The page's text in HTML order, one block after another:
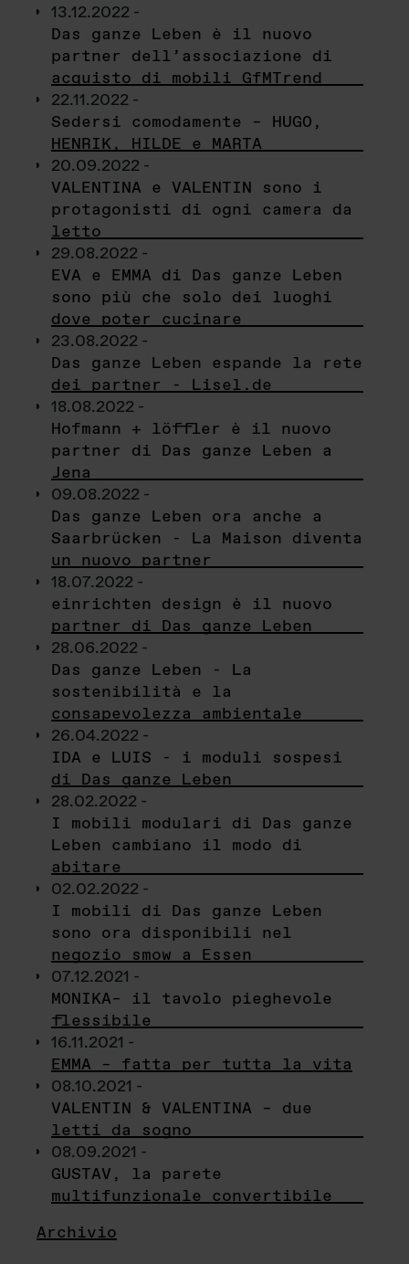
13.12.2022 -
Das ganze Leben è il nuovo
partner dell’associazione di
acquisto di mobili GfMTrend
22.11.2022 -
Sedersi comodamente – HUGO,
HENRIK, HILDE e MARTA
20.09.2022 -
VALENTINA e VALENTIN sono i
protagonisti di ogni camera da
letto
29.08.2022 -
EVA e EMMA di Das ganze Leben
sono più che solo dei luoghi
dove poter cucinare
23.08.2022 -
Das ganze Leben espande la rete
dei partner - Lisel.de
18.08.2022 -
Hofmann + löffler è il nuovo
partner di Das ganze Leben a
Jena
09.08.2022 -
Das ganze Leben ora anche a
Saarbrücken - La Maison diventa
un nuovo partner
18.07.2022 -
einrichten design è il nuovo
partner di Das ganze Leben
28.06.2022 -
Das ganze Leben - La
sostenibilità e la
consapevolezza ambientale
26.04.2022 -
IDA e LUIS - i moduli sospesi
di Das ganze Leben
28.02.2022 -
I mobili modulari di Das ganze
Leben cambiano il modo di
abitare
02.02.2022 -
I mobili di Das ganze Leben
sono ora disponibili nel
negozio smow a Essen
07.12.2021 -
MONIKA– il tavolo pieghevole
flessibile
16.11.2021 -
EMMA – fatta per tutta la vita
08.10.2021 -
VALENTIN & VALENTINA – due
letti da sogno
08.09.2021 -
GUSTAV, la parete
multifunzionale convertibile
Archivio